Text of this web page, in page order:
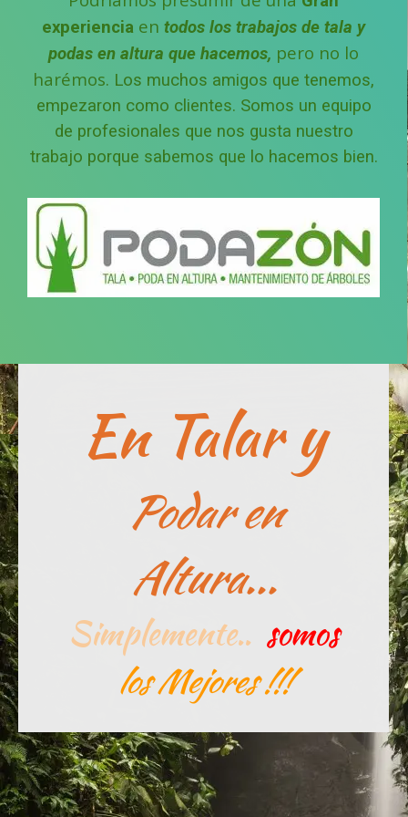
experiencia en todos los trabajos de tala y
podas en altura que hacemos, pero no lo
harémos. Los muchos amigos que tenemos,
empezaron como clientes. Somos un equipo
de profesionales que nos gusta nuestro
trabajo porque sabemos que lo hacemos bien.
En Talar y
Podar en
Altura...
Simplemente.. somos
los Mejores !!!